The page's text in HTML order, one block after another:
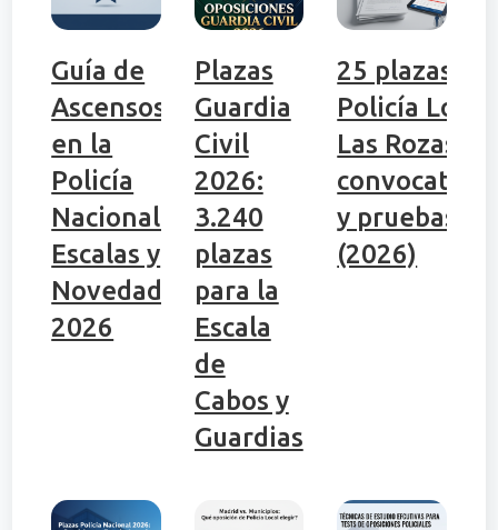
Guía de
Ascensos
en la
Policía
Nacional:
Escalas y
Novedades
2026
Plazas
Guardia
Civil
2026:
3.240
plazas
para la
Escala
de
Cabos y
Guardias
25 plazas
Policía Local
Las Rozas:
convocatoria
y pruebas
(2026)